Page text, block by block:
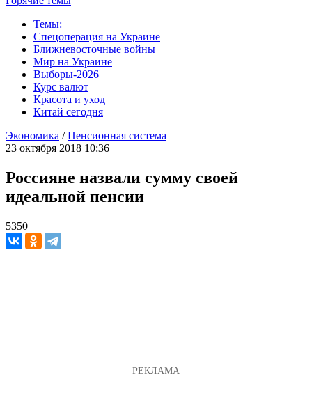
Темы:
Спецоперация на Украине
Ближневосточные войны
Мир на Украине
Выборы-2026
Курс валют
Красота и уход
Китай сегодня
Экономика /Пенсионная система
23 октября 2018 10:36
Россияне назвали сумму своей
идеальной пенсии
5350